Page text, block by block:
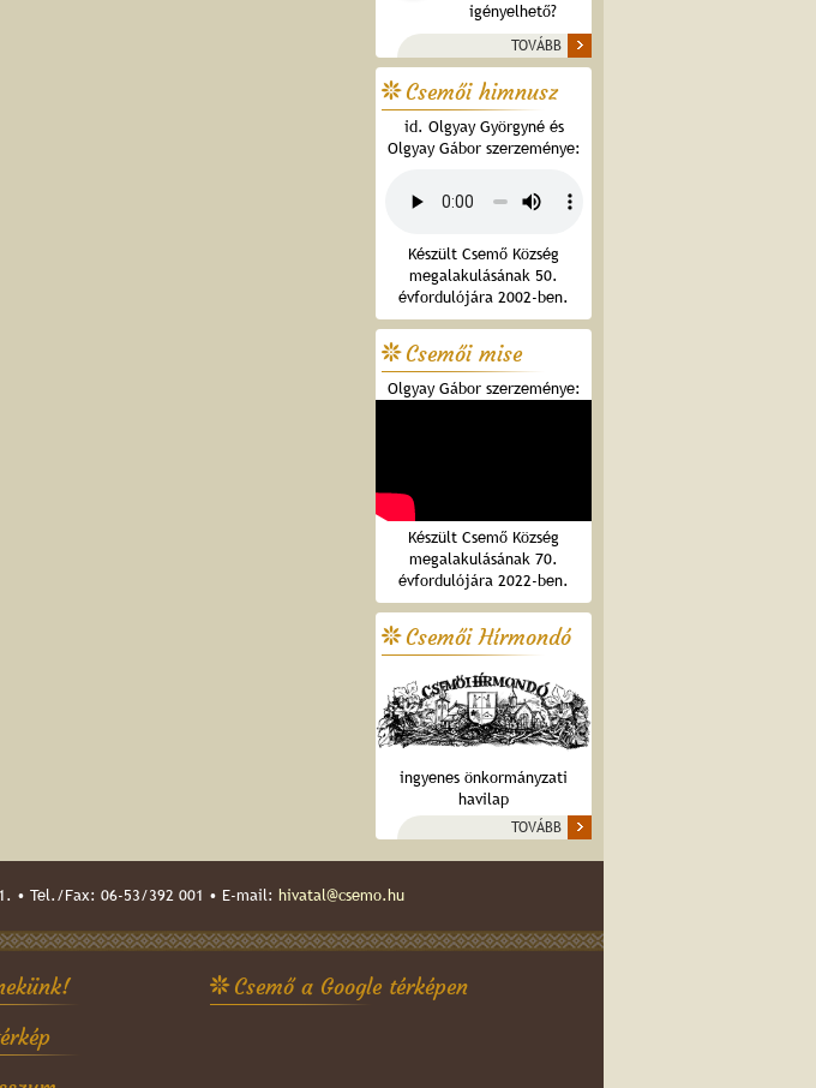
igényelhető?
TOVÁBB
Csemői himnusz
id. Olgyay Györgyné és
Olgyay Gábor szerzeménye:
Készült Csemő Község
megalakulásának 50.
évfordulójára 2002-ben.
Csemői mise
Olgyay Gábor szerzeménye:
Készült Csemő Község
megalakulásának 70.
évfordulójára 2022-ben.
Csemői Hírmondó
ingyenes önkormányzati
havilap
TOVÁBB
• Tel./Fax: 06-53/392 001 • E-mail: hivatal@csemo.hu
Csemő a Google térképen